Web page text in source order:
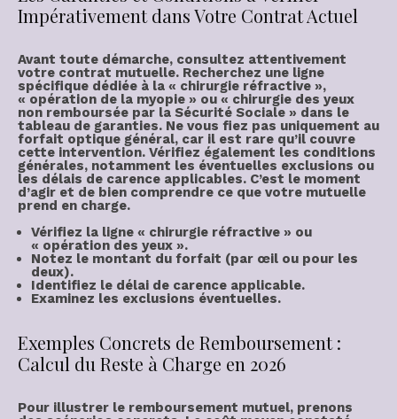
Impérativement dans Votre Contrat Actuel
Avant toute démarche, consultez attentivement
votre contrat mutuelle. Recherchez une ligne
spécifique dédiée à la « chirurgie réfractive »,
« opération de la myopie » ou « chirurgie des yeux
non remboursée par la Sécurité Sociale » dans le
tableau de garanties. Ne vous fiez pas uniquement au
forfait optique général, car il est rare qu’il couvre
cette intervention. Vérifiez également les conditions
générales, notamment les éventuelles exclusions ou
les délais de carence applicables. C’est le moment
d’agir et de bien comprendre ce que votre mutuelle
prend en charge.
Vérifiez la ligne « chirurgie réfractive » ou
« opération des yeux ».
Notez le montant du forfait (par œil ou pour les
deux).
Identifiez le délai de carence applicable.
Examinez les exclusions éventuelles.
Exemples Concrets de Remboursement :
Calcul du Reste à Charge en 2026
Pour illustrer le remboursement mutuel, prenons